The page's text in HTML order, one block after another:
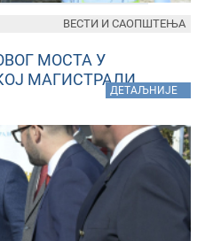
МОСТА У
МАГИСТРАЛИ
ДЕТАЉНИЈЕ
ВЕСТИ И САОПШТЕЊА